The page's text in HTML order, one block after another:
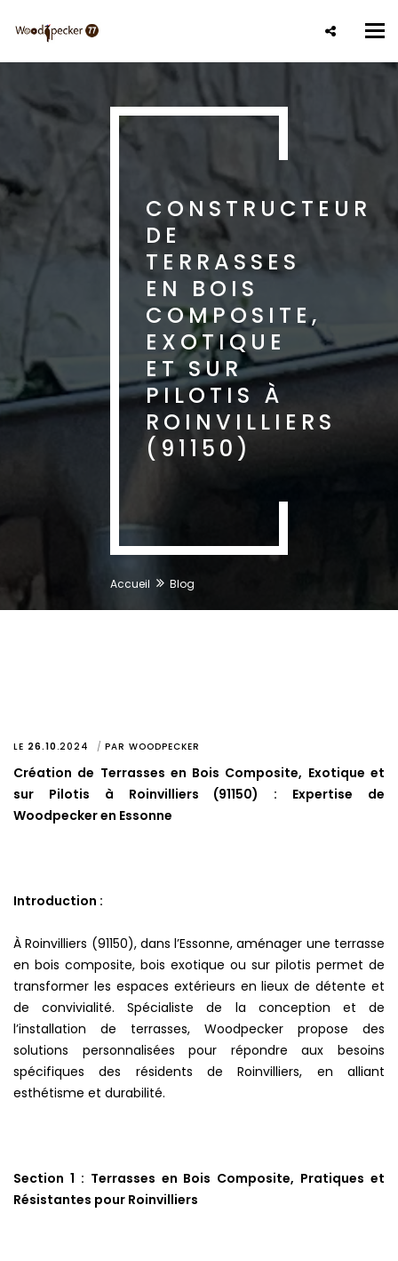
contenu
CONSTRUCTEUR
DE
TERRASSES
EN BOIS
COMPOSITE,
EXOTIQUE
ET SUR
PILOTIS À
ROINVILLIERS
(91150)
Accueil Blog
LE 26.10 .2024 PAR WOODPECKER
Création de Terrasses en Bois Composite, Exotique et
sur Pilotis à Roinvilliers (91150) : Expertise de
Woodpecker en Essonne
Introduction :
À Roinvilliers (91150), dans l’Essonne, aménager une terrasse
en bois composite, bois exotique ou sur pilotis permet de
transformer les espaces extérieurs en lieux de détente et
de convivialité. Spécialiste de la conception et de
l’installation de terrasses, Woodpecker propose des
solutions personnalisées pour répondre aux besoins
spécifiques des résidents de Roinvilliers, en alliant
esthétisme et durabilité.
Section 1 : Terrasses en Bois Composite, Pratiques et
Résistantes pour Roinvilliers